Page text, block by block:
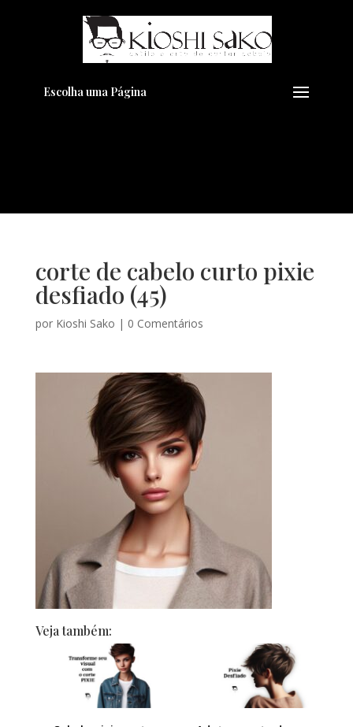
Escolha uma Página
corte de cabelo curto pixie
desfiado (45)
por Kioshi Sako | 0 Comentários
Veja também:
Pensando em transformar seu
Visual??